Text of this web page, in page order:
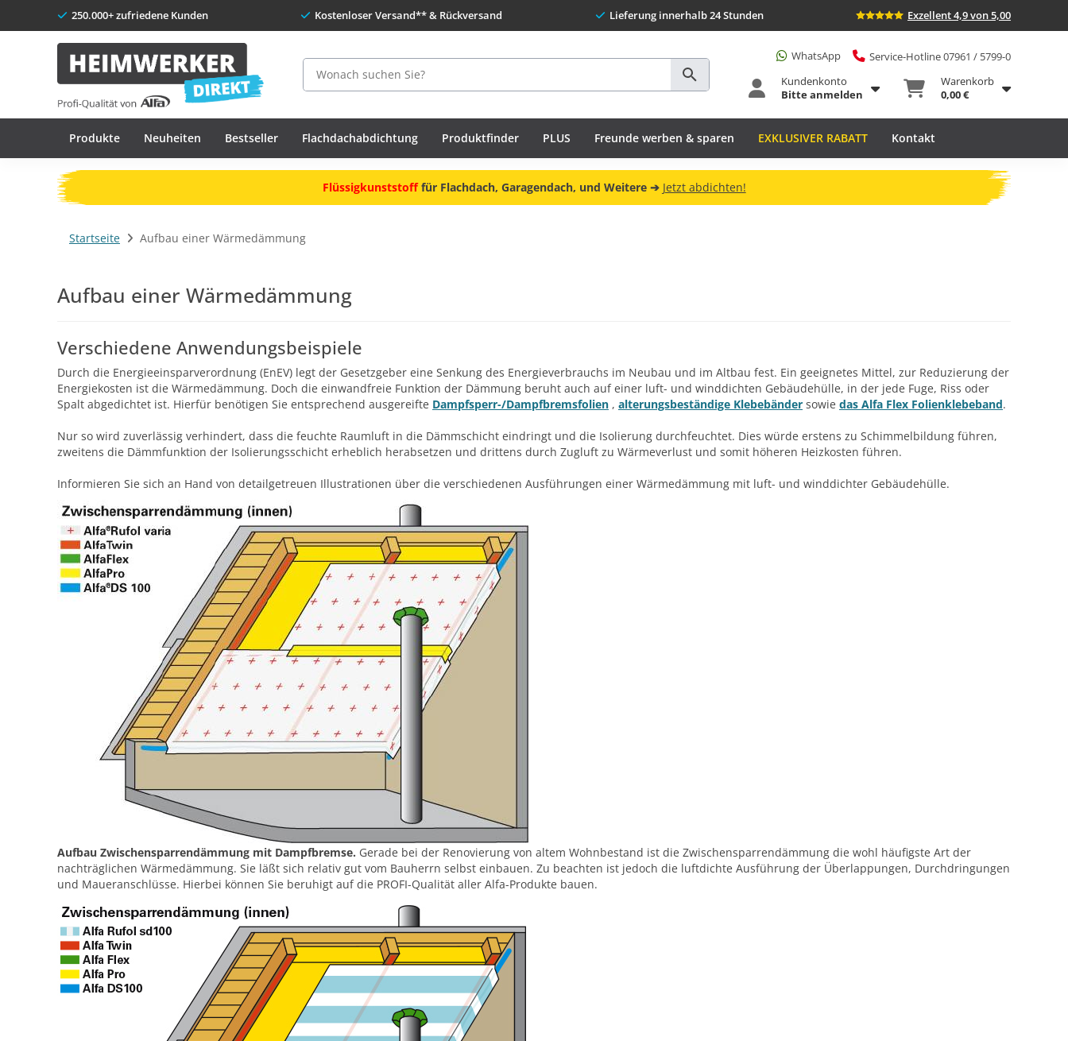
250.000+ zufriedene Kunden Kostenloser Versand** & Rückversand Lieferung innerhalb 24 Stunden Exzellent 4,9 von 5,00
Suche
WhatsApp
Service-Hotline 07961 / 5799-0
Kundenkonto
Bitte anmelden
Warenkorb
0,00 €
Produkte Neuheiten Bestseller Flachdachabdichtung Produktfinder PLUS Freunde werben & sparen EXKLUSIVER RABATT Kontakt
Flüssigkunststofffür Flachdach, Garagendach, und Weitere ➔ Jetzt abdichten!
Startseite Aufbau einer Wärmedämmung
Aufbau einer Wärmedämmung
Verschiedene Anwendungsbeispiele
Durch die Energieeinsparverordnung (EnEV) legt der Gesetzgeber eine Senkung des Energieverbrauchs im Neubau und im Altbau fest. Ein geeignetes Mittel, zur Reduzierung der
Energiekosten ist die Wärmedämmung. Doch die einwandfreie Funktion der Dämmung beruht auch auf einer luft- und winddichten Gebäudehülle, in der jede Fuge, Riss oder
Spalt abgedichtet ist. Hierfür benötigen Sie entsprechend ausgereifte Dampfsperr-/Dampfbremsfolien , alterungsbeständige Klebebänder sowie das Alfa Flex Folienklebeband.
Nur so wird zuverlässig verhindert, dass die feuchte Raumluft in die Dämmschicht eindringt und die Isolierung durchfeuchtet. Dies würde erstens zu Schimmelbildung führen,
zweitens die Dämmfunktion der Isolierungsschicht erheblich herabsetzen und drittens durch Zugluft zu Wärmeverlust und somit höheren Heizkosten führen.
Informieren Sie sich an Hand von detailgetreuen Illustrationen über die verschiedenen Ausführungen einer Wärmedämmung mit luft- und winddichter Gebäudehülle.
Aufbau Zwischensparrendämmung mit Dampfbremse. Gerade bei der Renovierung von altem Wohnbestand ist die Zwischensparrendämmung die wohl häufigste Art der
nachträglichen Wärmedämmung. Sie läßt sich relativ gut vom Bauherrn selbst einbauen. Zu beachten ist jedoch die luftdichte Ausführung der Überlappungen, Durchdringungen
und Maueranschlüsse. Hierbei können Sie beruhigt auf die PROFI-Qualität aller Alfa-Produkte bauen.